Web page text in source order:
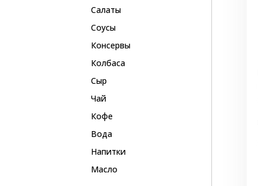
Салаты
Соусы
Консервы
Колбаса
Сыр
Чай
Кофе
Вода
Напитки
Масло